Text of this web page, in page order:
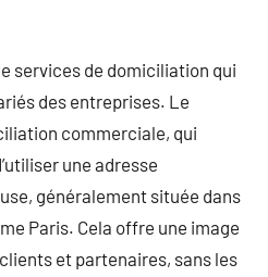
services de domiciliation qui
des entreprises. Le
commerciale, qui
une adresse
généralement située dans
Paris. Cela offre une image
et partenaires, sans les